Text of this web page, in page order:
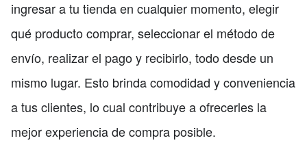
ingresar a tu tienda en cualquier momento, elegir
qué producto comprar, seleccionar el método de
envío, realizar el pago y recibirlo, todo desde un
mismo lugar. Esto brinda comodidad y conveniencia
a tus clientes, lo cual contribuye a ofrecerles la
mejor experiencia de compra posible.